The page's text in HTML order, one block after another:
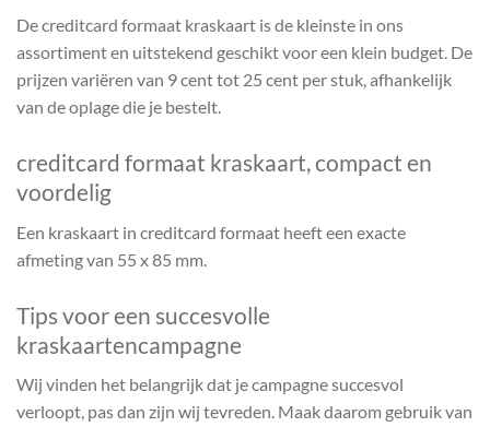
De creditcard formaat kraskaart is de kleinste in ons
assortiment en uitstekend geschikt voor een klein budget. De
prijzen variëren van 9 cent tot 25 cent per stuk, afhankelijk
van de oplage die je bestelt.
creditcard formaat kraskaart, compact en
voordelig
Een kraskaart in creditcard formaat heeft een exacte
afmeting van 55 x 85 mm.
Tips voor een succesvolle
kraskaartencampagne
Wij vinden het belangrijk dat je campagne succesvol
verloopt, pas dan zijn wij tevreden. Maak daarom gebruik van